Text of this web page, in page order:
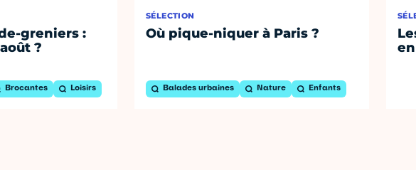
greniers :
?
Brocantes Loisirs
SÉLECTION
Où pique-niquer à Paris ?
Balades urbaines Nature Enfants